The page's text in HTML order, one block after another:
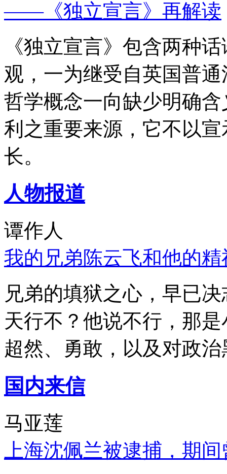
——《独立宣言》再解读
《独立宣言》包含两种
观，一为继受自英国普
哲学概念一向缺少明确
利之重要来源，它不以
长。
人物报道
谭作人
我的兄弟陈云飞和他的
兄弟的填狱之心，早已
天行不？他说不行，那
超然、勇敢，以及对政
国内来信
马亚莲
上海沈佩兰被逮捕，期